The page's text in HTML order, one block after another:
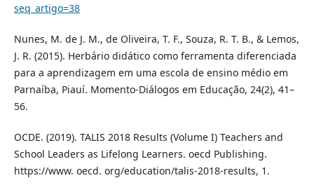
seq_artigo=38
Nunes, M. de J. M., de Oliveira, T. F., Souza, R. T. B., & Lemos,
J. R. (2015). Herbário didático como ferramenta diferenciada
para a aprendizagem em uma escola de ensino médio em
Parnaíba, Piauí. Momento-Diálogos em Educação, 24(2), 41–
56.
OCDE. (2019). TALIS 2018 Results (Volume I) Teachers and
School Leaders as Lifelong Learners. oecd Publishing.
https://www. oecd. org/education/talis-2018-results, 1.